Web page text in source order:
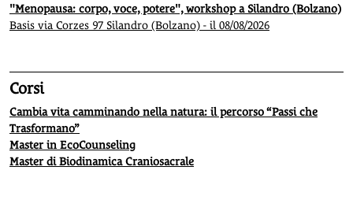
"Menopausa: corpo, voce, potere", workshop a Silandro (Bolzano)
Basis via Corzes 97 Silandro (Bolzano) - il 08/08/2026
Corsi
Cambia vita camminando nella natura: il percorso “Passi che
Trasformano”
Master in EcoCounseling
Master di Biodinamica Craniosacrale